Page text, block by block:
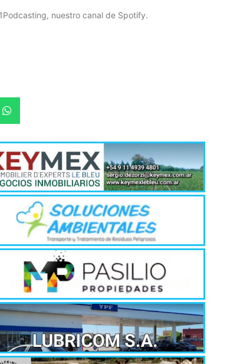
nuestro canal de Spotify.